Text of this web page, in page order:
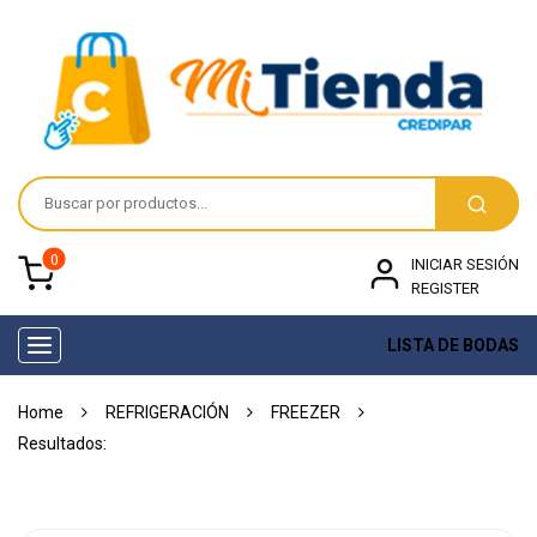
0
INICIAR SESIÓN
REGISTER
Toggle
navigation
LISTA DE BODAS
Home REFRIGERACIÓN FREEZER